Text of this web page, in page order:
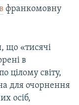
франкомовну
що «тисячі
в
світу,
для очорнення
осіб,